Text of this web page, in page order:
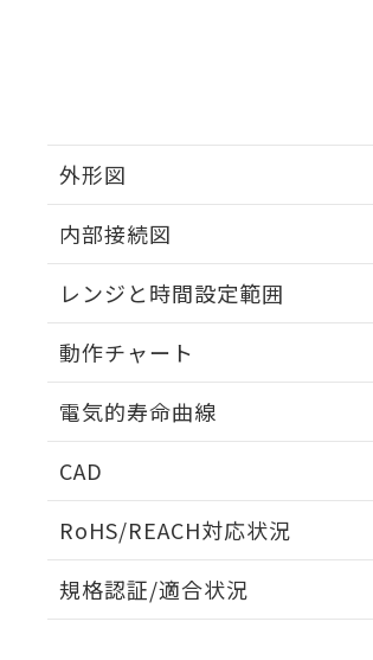
外形図
内部接続図
レンジと時間設定範囲
動作チャート
電気的寿命曲線
CAD
RoHS/REACH対応状況
EU RoHS 注意事項・凡例
規格認証/適合状況